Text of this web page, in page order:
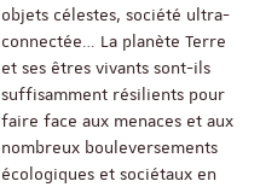
objets célestes, société ultra-
connectée… La planète Terre
et ses êtres vivants sont-ils
suffisamment résilients pour
faire face aux menaces et aux
nombreux bouleversements
écologiques et sociétaux en